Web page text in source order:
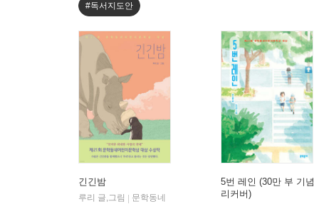
#독서지도안
긴긴밤
루리 글,그림
문학동네
5번 레인 (30만 부 기념
리커버)